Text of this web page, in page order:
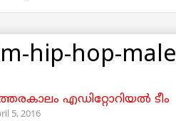
hip-hop-male
എഡിറ്റോറിയല്‍ ടീം
5, 2016